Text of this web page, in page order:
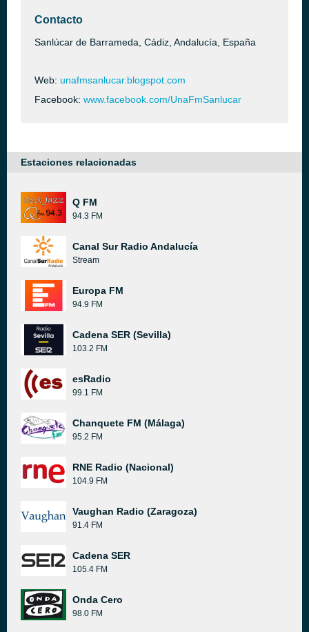
Contacto
Sanlúcar de Barrameda, Cádiz, Andalucía, España
Web: unafmsanlucar.blogspot.com
Facebook: www.facebook.com/UnaFmSanlucar
Estaciones relacionadas
Q FM
94.3 FM
Canal Sur Radio Andalucía
Stream
Europa FM
94.9 FM
Cadena SER (Sevilla)
103.2 FM
esRadio
99.1 FM
Chanquete FM (Málaga)
95.2 FM
RNE Radio (Nacional)
104.9 FM
Vaughan Radio (Zaragoza)
91.4 FM
Cadena SER
105.4 FM
Onda Cero
98.0 FM